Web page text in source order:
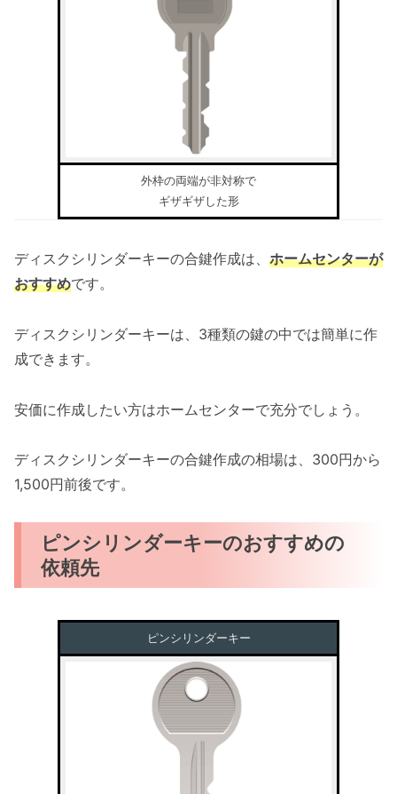
外枠の両端が非対称で
ギザギザした形
ディスクシリンダーキーの合鍵作成は、 ホームセンターが
おすすめです。
ディスクシリンダーキーは、3種類の鍵の中では簡単に作
成できます。
安価に作成したい方はホームセンターで充分でしょう。
ディスクシリンダーキーの合鍵作成の相場は、300円から
1,500円前後です。
ピンシリンダーキーのおすすめの
依頼先
ピンシリンダーキー